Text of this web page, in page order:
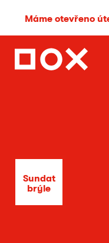
Máme otevřeno
Sundat
brýle